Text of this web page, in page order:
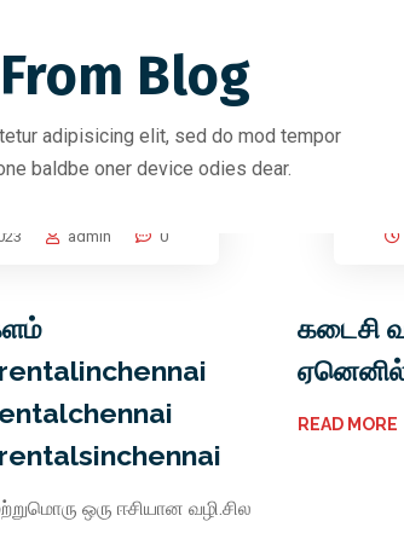
Blog
adipisicing elit, sed do mod tempor
baldbe oner device odies dear.
admin 0
ஒரு ஈசியான வழி.சில
கடைசி
READ MORE